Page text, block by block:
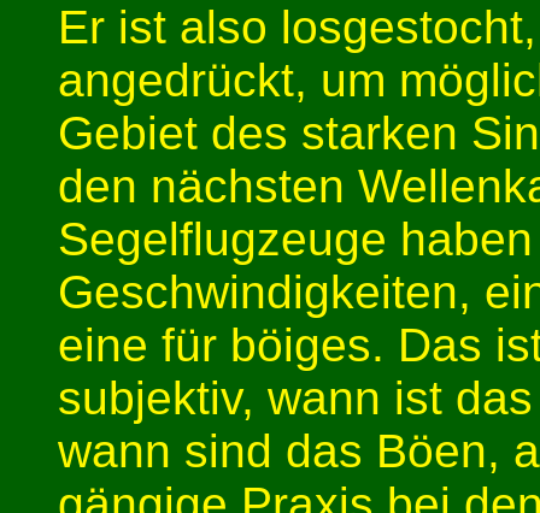
Er ist also
angedrückt, um
Gebiet des starken
den nächsten
Segelflugzeuge
Geschwindigkeiten,
eine für böiges. Das
subjektiv, wann ist
wann sind das Böen,